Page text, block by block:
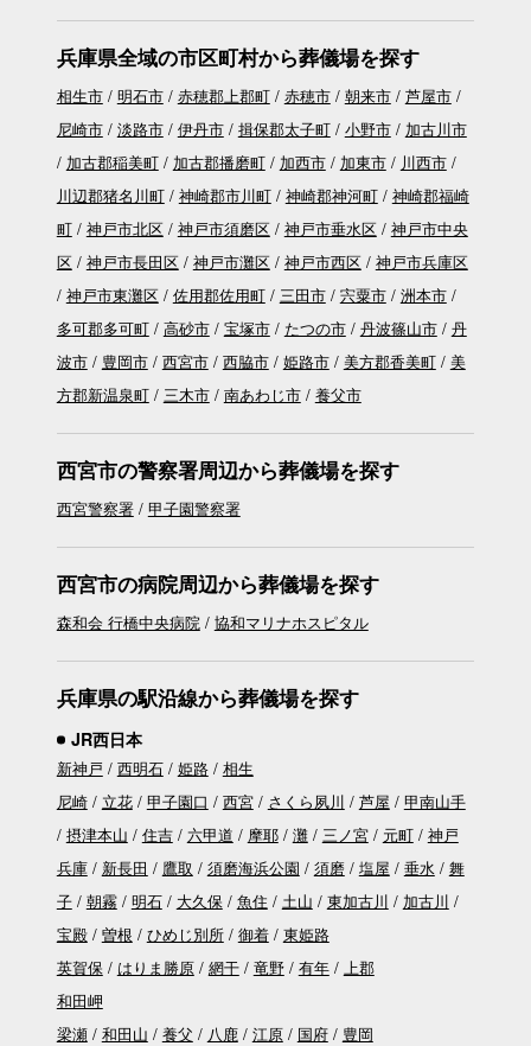
兵庫県全域の市区町村から葬儀場を探す
相生市 明石市 赤穂郡上郡町 赤穂市 朝来市
芦屋市
尼崎市
淡路市 伊丹市 揖保郡太子町 小野市
加古川市
加古郡稲美町
加古郡播磨町 加西市 加東市
川西市
川辺郡猪名川町
神崎郡市川町 神崎郡神河町
神崎郡福崎
町
神戸市北区 神戸市須磨区 神戸市垂水区
神戸市中央
区
神戸市長田区 神戸市灘区 神戸市西区
神戸市兵庫区
神戸市東灘区
佐用郡佐用町 三田市 宍粟市
洲本市
多可郡多可町
高砂市 宝塚市 たつの市 丹波篠山市
丹
波市
豊岡市 西宮市 西脇市 姫路市 美方郡香美町
美
方郡新温泉町
三木市 南あわじ市 養父市
西宮市の警察署周辺から葬儀場を探す
西宮警察署 甲子園警察署
西宮市の病院周辺から葬儀場を探す
森和会 行橋中央病院 協和マリナホスピタル
兵庫県の駅沿線から葬儀場を探す
JR西日本
新神戸 西明石 姫路
相生
尼崎
立花 甲子園口 西宮 さくら夙川 芦屋
甲南山手
摂津本山
住吉 六甲道 摩耶 灘 三ノ宮 元町
神戸
兵庫
新長田 鷹取 須磨海浜公園 須磨 塩屋 垂水
舞
子
朝霧 明石 大久保 魚住 土山 東加古川
加古川
宝殿
曽根 ひめじ別所 御着
東姫路
英賀保
はりま勝原 網干 竜野 有年
上郡
和田岬
梁瀬
和田山 養父 八鹿 江原 国府
豊岡